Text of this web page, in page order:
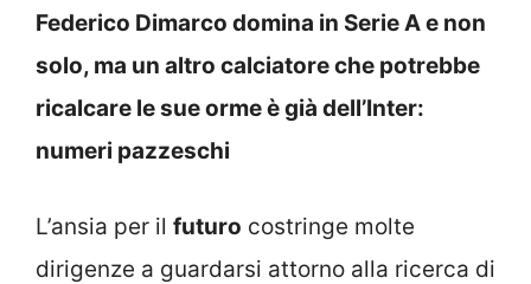
Federico Dimarco domina in Serie A e non
solo, ma un altro calciatore che potrebbe
ricalcare le sue orme è già dell’Inter:
numeri pazzeschi
L’ansia per il futuro costringe molte
dirigenze a guardarsi attorno alla ricerca di